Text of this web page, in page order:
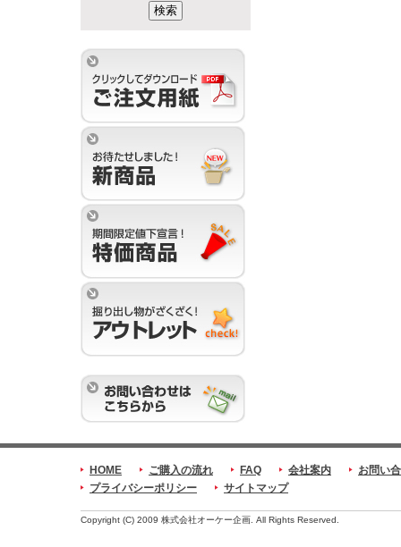
HOME ご購入の流れ FAQ 会社案内
お問い
プライバシーポリシー
サイトマップ
Copyright (C) 2009 株式会社オーケー企画. All Rights Reserved.